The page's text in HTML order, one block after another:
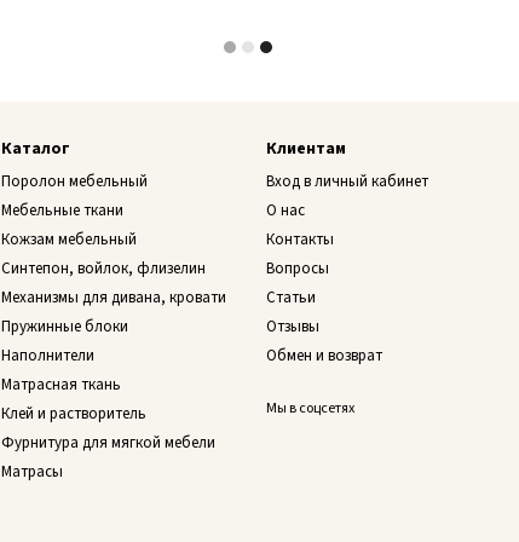
Каталог
Поролон мебельный
Мебельные ткани
Кожзам мебельный
Синтепон, войлок, флизелин
Механизмы для дивана, кровати
Пружинные блоки
Наполнители
Матрасная ткань
Клей и растворитель
Фурнитура для мягкой мебели
Матрасы
Клиентам
Вход в личный кабинет
О нас
Контакты
Вопросы
Статьи
Отзывы
Обмен и возврат
Мы в соцсетях